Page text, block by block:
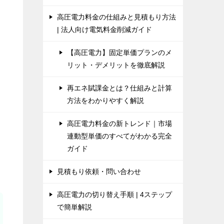
高圧電力料金の仕組みと見積もり方法
| 法人向け電気料金削減ガイド
【高圧電力】固定単価プランのメ
リット・デメリットを徹底解説
再エネ賦課金とは？仕組みと計算
方法をわかりやすく解説
高圧電力料金の新トレンド｜市場
連動型単価のすべてがわかる完全
ガイド
見積もり依頼・問い合わせ
高圧電力の切り替え手順 | 4ステップ
で簡単解説